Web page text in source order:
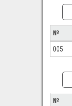
№
005
№